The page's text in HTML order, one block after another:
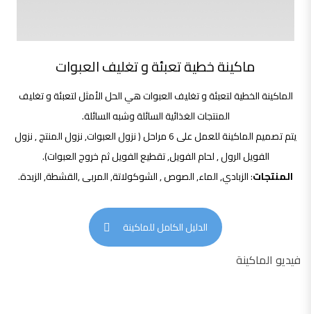
ماكينة خطية تعبئة و تغليف العبوات
الماكينة الخطية لتعبئة و تغليف العبوات هي الحل الأمثل لتعبئة و تغليف
المنتجات الغذائية السائلة وشبه السائلة.
يتم تصميم الماكينة للعمل على 6 مراحل ( نزول العبوات, نزول المنتج , نزول
الفويل الرول , لحام الفويل, تقطيع الفويل ثم خروج العبوات).
المنتجات: الزبادي, الماء, الصوص , الشوكولاتة, المربى ,القشطة, الزبدة.
الدليل الكامل للماكينة
فيديو الماكينة